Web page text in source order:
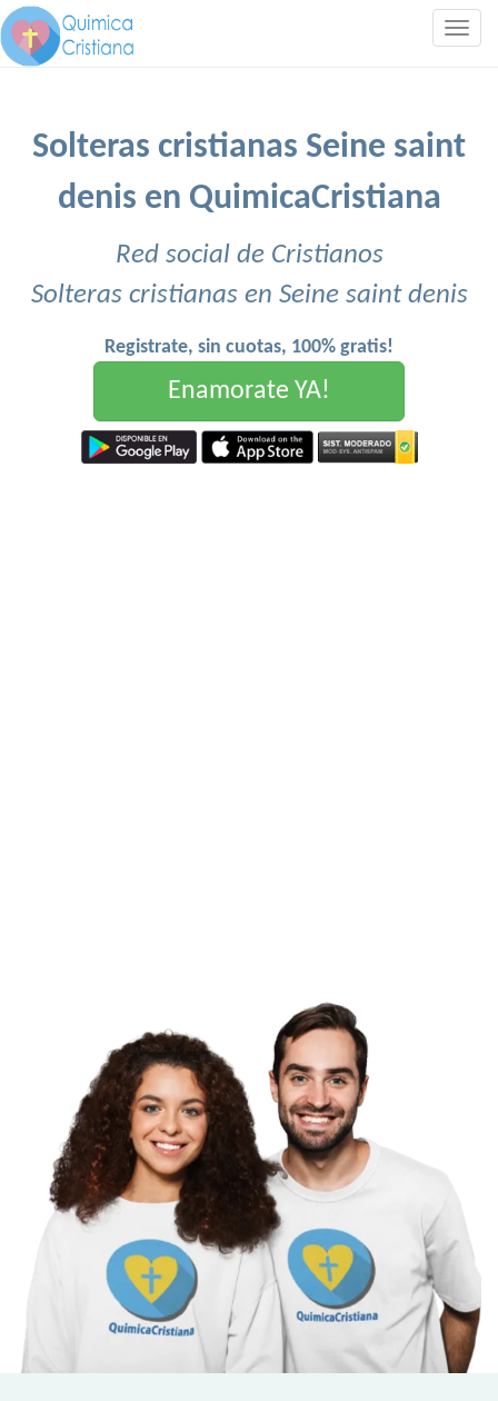
Solteras cristianas Seine saint
denis en QuimicaCristiana
Red social de Cristianos
Solteras cristianas en Seine saint denis
Registrate, sin cuotas, 100% gratis!
Enamorate YA!